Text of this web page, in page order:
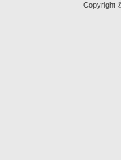
Copyright